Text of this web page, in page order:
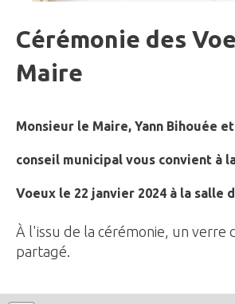
Cérémonie des
Maire
Monsieur le Maire, Yann Bihouée
conseil municipal vous convient à
Voeux le 22 janvier 2024 à la salle
À l'issu de la cérémonie, un verre
partagé.